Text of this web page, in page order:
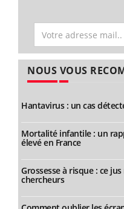
NOUS VOUS
Hantavirus : un cas
Mortalité infantile : un
élevé en France
Grossesse à risque : ce
chercheurs